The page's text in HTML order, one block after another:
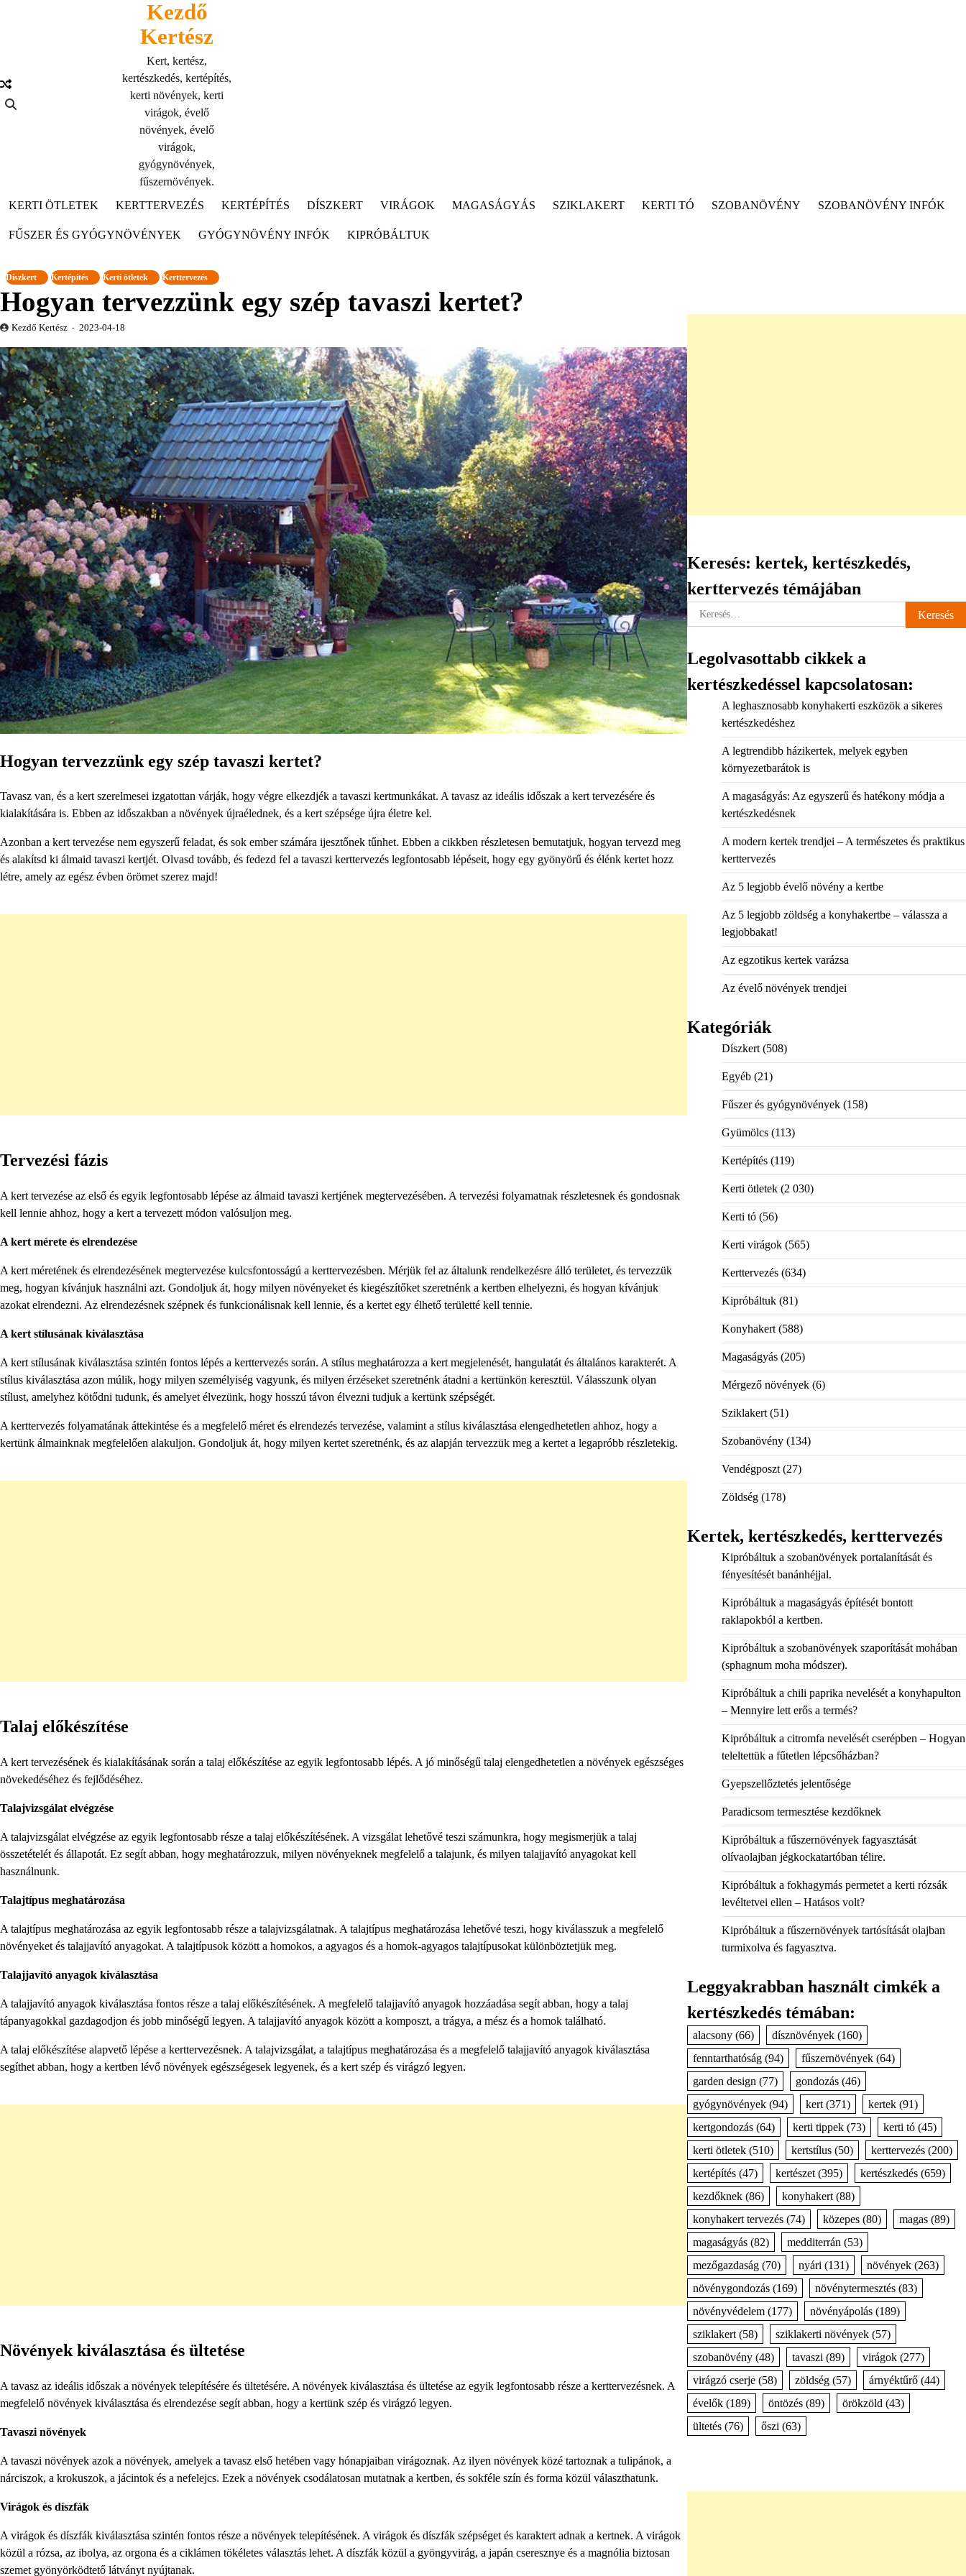
Kezdő
Kertész
Kert, kertész,
kertészkedés, kertépítés,
kerti növények, kerti
virágok, évelő
növények, évelő
virágok,
gyógynövények,
fűszernövények.
KERTI ÖTLETEK
KERTTERVEZÉS KERTÉPÍTÉS DÍSZKERT VIRÁGOK MAGASÁGYÁS SZIKLAKERT KERTI TÓ SZOBANÖVÉNY SZOBANÖVÉNY INFÓK
FŰSZER ÉS GYÓGYNÖVÉNYEK GYÓGYNÖVÉNY INFÓK KIPRÓBÁLTUK
Díszkert Kertépítés Kerti ötletek Kerttervezés
Hogyan tervezzünk egy szép tavaszi kertet?
Kezdő Kertész 2023-04-18
Hogyan tervezzünk egy szép tavaszi kertet?
Tavasz van, és a kert szerelmesei izgatottan várják, hogy végre elkezdjék a tavaszi kertmunkákat. A tavasz az ideális időszak a kert tervezésére és
kialakítására is. Ebben az időszakban a növények újraélednek, és a kert szépsége újra életre kel.
Azonban a kert tervezése nem egyszerű feladat, és sok ember számára ijesztőnek tűnhet. Ebben a cikkben részletesen bemutatjuk, hogyan tervezd meg
és alakítsd ki álmaid tavaszi kertjét. Olvasd tovább, és fedezd fel a tavaszi kerttervezés legfontosabb lépéseit, hogy egy gyönyörű és élénk kertet hozz
létre, amely az egész évben örömet szerez majd!
Tervezési fázis
A kert tervezése az első és egyik legfontosabb lépése az álmaid tavaszi kertjének megtervezésében. A tervezési folyamatnak részletesnek és gondosnak
kell lennie ahhoz, hogy a kert a tervezett módon valósuljon meg.
A kert mérete és elrendezése
A kert méretének és elrendezésének megtervezése kulcsfontosságú a kerttervezésben. Mérjük fel az általunk rendelkezésre álló területet, és tervezzük
meg, hogyan kívánjuk használni azt. Gondoljuk át, hogy milyen növényeket és kiegészítőket szeretnénk a kertben elhelyezni, és hogyan kívánjuk
azokat elrendezni. Az elrendezésnek szépnek és funkcionálisnak kell lennie, és a kertet egy élhető területté kell tennie.
A kert stílusának kiválasztása
A kert stílusának kiválasztása szintén fontos lépés a kerttervezés során. A stílus meghatározza a kert megjelenését, hangulatát és általános karakterét. A
stílus kiválasztása azon múlik, hogy milyen személyiség vagyunk, és milyen érzéseket szeretnénk átadni a kertünkön keresztül. Válasszunk olyan
stílust, amelyhez kötődni tudunk, és amelyet élvezünk, hogy hosszú távon élvezni tudjuk a kertünk szépségét.
A kerttervezés folyamatának áttekintése és a megfelelő méret és elrendezés tervezése, valamint a stílus kiválasztása elengedhetetlen ahhoz, hogy a
kertünk álmainknak megfelelően alakuljon. Gondoljuk át, hogy milyen kertet szeretnénk, és az alapján tervezzük meg a kertet a legapróbb részletekig.
Talaj előkészítése
A kert tervezésének és kialakításának során a talaj előkészítése az egyik legfontosabb lépés. A jó minőségű talaj elengedhetetlen a növények egészséges
növekedéséhez és fejlődéséhez.
Talajvizsgálat elvégzése
A talajvizsgálat elvégzése az egyik legfontosabb része a talaj előkészítésének. A vizsgálat lehetővé teszi számunkra, hogy megismerjük a talaj
összetételét és állapotát. Ez segít abban, hogy meghatározzuk, milyen növényeknek megfelelő a talajunk, és milyen talajjavító anyagokat kell
használnunk.
Talajtípus meghatározása
A talajtípus meghatározása az egyik legfontosabb része a talajvizsgálatnak. A talajtípus meghatározása lehetővé teszi, hogy kiválasszuk a megfelelő
növényeket és talajjavító anyagokat. A talajtípusok között a homokos, a agyagos és a homok-agyagos talajtípusokat különböztetjük meg.
Talajjavító anyagok kiválasztása
A talajjavító anyagok kiválasztása fontos része a talaj előkészítésének. A megfelelő talajjavító anyagok hozzáadása segít abban, hogy a talaj
tápanyagokkal gazdagodjon és jobb minőségű legyen. A talajjavító anyagok között a komposzt, a trágya, a mész és a homok található.
A talaj előkészítése alapvető lépése a kerttervezésnek. A talajvizsgálat, a talajtípus meghatározása és a megfelelő talajjavító anyagok kiválasztása
segíthet abban, hogy a kertben lévő növények egészségesek legyenek, és a kert szép és virágzó legyen.
Növények kiválasztása és ültetése
A tavasz az ideális időszak a növények telepítésére és ültetésére. A növények kiválasztása és ültetése az egyik legfontosabb része a kerttervezésnek. A
megfelelő növények kiválasztása és elrendezése segít abban, hogy a kertünk szép és virágzó legyen.
Tavaszi növények
A tavaszi növények azok a növények, amelyek a tavasz első hetében vagy hónapjaiban virágoznak. Az ilyen növények közé tartoznak a tulipánok, a
nárciszok, a krokuszok, a jácintok és a nefelejcs. Ezek a növények csodálatosan mutatnak a kertben, és sokféle szín és forma közül választhatunk.
Virágok és díszfák
A virágok és díszfák kiválasztása szintén fontos része a növények telepítésének. A virágok és díszfák szépséget és karaktert adnak a kertnek. A virágok
közül a rózsa, az ibolya, az orgona és a ciklámen tökéletes választás lehet. A díszfák közül a gyöngyvirág, a japán cseresznye és a magnólia biztosan
szemet gyönyörködtető látványt nyújtanak.
Keresés: kertek, kertészkedés,
kerttervezés témájában
Keresés:
Legolvasottabb cikkek a
kertészkedéssel kapcsolatosan:
A leghasznosabb konyhakerti eszközök a sikeres
kertészkedéshez
A legtrendibb házikertek, melyek egyben
környezetbarátok is
A magaságyás: Az egyszerű és hatékony módja a
kertészkedésnek
A modern kertek trendjei – A természetes és praktikus
kerttervezés
Az 5 legjobb évelő növény a kertbe
Az 5 legjobb zöldség a konyhakertbe – válassza a
legjobbakat!
Az egzotikus kertek varázsa
Az évelő növények trendjei
Kategóriák
Díszkert(508)
Egyéb(21)
Fűszer és gyógynövények(158)
Gyümölcs(113)
Kertépítés(119)
Kerti ötletek(2 030)
Kerti tó(56)
Kerti virágok(565)
Kerttervezés(634)
Kipróbáltuk(81)
Konyhakert(588)
Magaságyás(205)
Mérgező növények(6)
Sziklakert(51)
Szobanövény(134)
Vendégposzt(27)
Zöldség(178)
Kertek, kertészkedés, kerttervezés
Kipróbáltuk a szobanövények portalanítását és
fényesítését banánhéjjal.
Kipróbáltuk a magaságyás építését bontott
raklapokból a kertben.
Kipróbáltuk a szobanövények szaporítását mohában
(sphagnum moha módszer).
Kipróbáltuk a chili paprika nevelését a konyhapulton
– Mennyire lett erős a termés?
Kipróbáltuk a citromfa nevelését cserépben – Hogyan
teleltettük a fűtetlen lépcsőházban?
Gyepszellőztetés jelentősége
Paradicsom termesztése kezdőknek
Kipróbáltuk a fűszernövények fagyasztását
olívaolajban jégkockatartóban télire.
Kipróbáltuk a fokhagymás permetet a kerti rózsák
levéltetvei ellen – Hatásos volt?
Kipróbáltuk a fűszernövények tartósítását olajban
turmixolva és fagyasztva.
Leggyakrabban használt cimkék a
kertészkedés témában:
alacsony(66) dísznövények(160)
fenntarthatóság(94) fűszernövények(64)
garden design (77) gondozás(46)
gyógynövények(94) kert(371) kertek(91)
kertgondozás(64) kerti tippek(73) kerti tó(45)
kerti ötletek(510) kertstílus(50) kerttervezés(200)
kertépítés(47) kertészet(395) kertészkedés(659)
kezdőknek(86) konyhakert(88)
konyhakert tervezés(74) közepes(80) magas(89)
magaságyás(82) medditerrán (53)
mezőgazdaság(70) nyári (131) növények(263)
növénygondozás(169) növénytermesztés(83)
növényvédelem(177) növényápolás(189)
sziklakert(58) sziklakerti növények(57)
szobanövény(48) tavaszi (89) virágok(277)
virágzó cserje(58) zöldség(57) árnyéktűrő(44)
évelők(189) öntözés(89) örökzöld (43)
ültetés(76) őszi (63)